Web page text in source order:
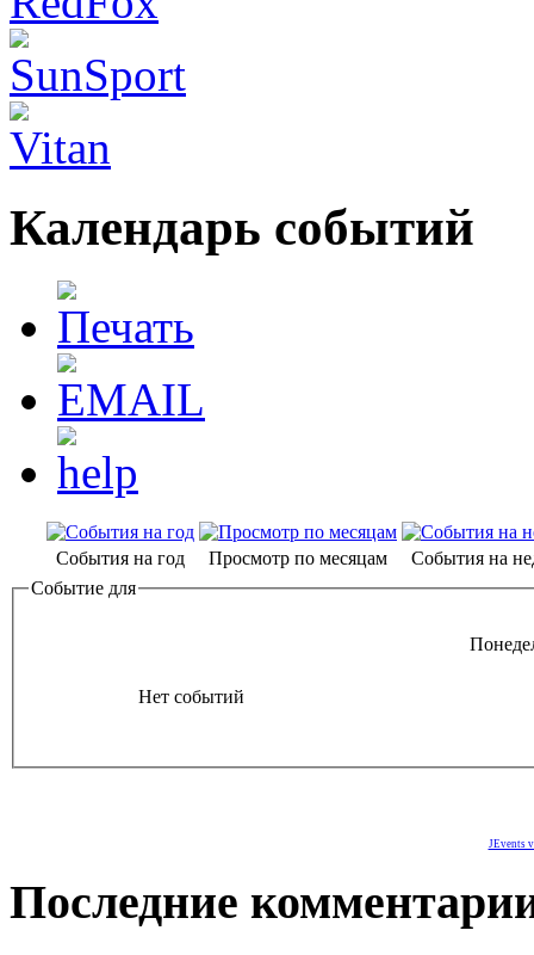
Календарь событий
События на год Просмотр по месяцам
События на
Событие для
Нет событий
JEvents
Последние